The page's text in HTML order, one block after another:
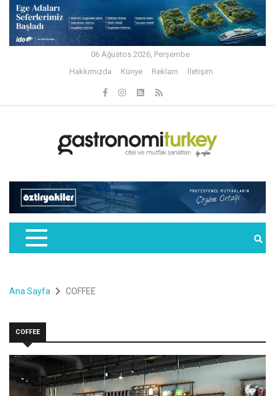
06 Ağustos 2026, Perşembe
Hakkımızda
Künye Reklam İletişim
Ana Sayfa COFFEE
COFFEE